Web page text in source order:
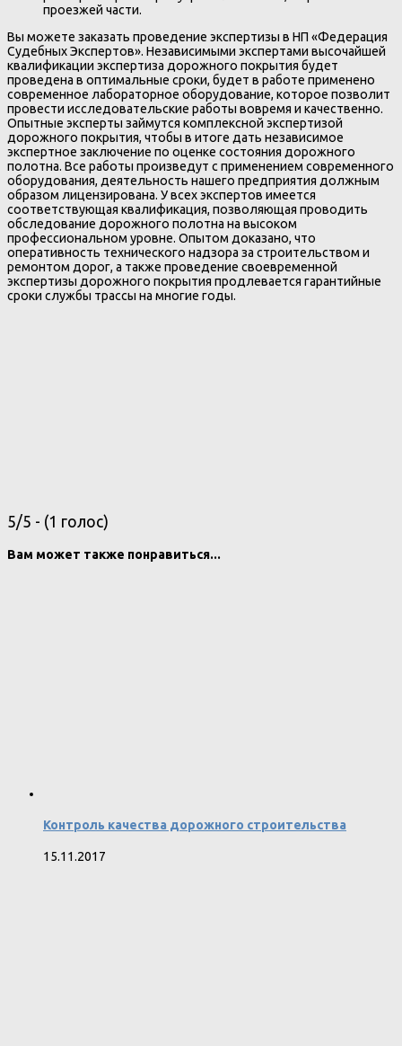
проезжей части.
Вы можете заказать проведение экспертизы в НП «Федерация
Судебных Экспертов». Независимыми экспертами высочайшей
квалификации экспертиза дорожного покрытия будет
проведена в оптимальные сроки, будет в работе применено
современное лабораторное оборудование, которое позволит
провести исследовательские работы вовремя и качественно.
Опытные эксперты займутся комплексной экспертизой
дорожного покрытия, чтобы в итоге дать независимое
экспертное заключение по оценке состояния дорожного
полотна. Все работы произведут с применением современного
оборудования, деятельность нашего предприятия должным
образом лицензирована. У всех экспертов имеется
соответствующая квалификация, позволяющая проводить
обследование дорожного полотна на высоком
профессиональном уровне. Опытом доказано, что
оперативность технического надзора за строительством и
ремонтом дорог, а также проведение своевременной
экспертизы дорожного покрытия продлевается гарантийные
сроки службы трассы на многие годы.
5/5 - (1 голос)
Вам может также понравиться...
Контроль качества дорожного строительства
15.11.2017